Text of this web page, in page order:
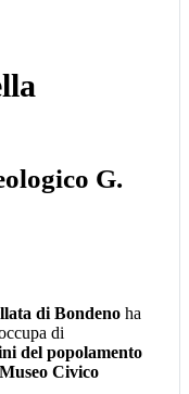
G.
di Bondeno ha
di
del popolamento
Museo Civico